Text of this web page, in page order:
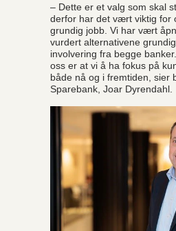
– Dette er et valg som skal
derfor har det vært viktig for
grundig jobb. Vi har vært
vurdert alternativene
involvering fra begge
oss er at vi å ha fokus på
både nå og i fremtiden, sier
Sparebank, Joar Dyrendahl.